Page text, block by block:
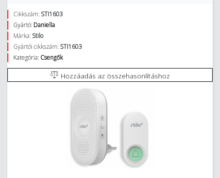
Cikkszám: STI1603
Gyártó: Daniella
Márka: Stilo
Gyártói cikkszám: STI1603
Kategória: Csengők
Hozzáadás az összehasonlításhoz